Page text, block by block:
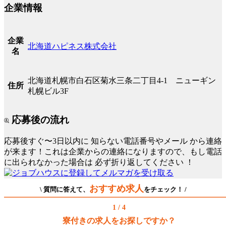
企業情報
企業
名
北海道ハピネス株式会社
住所
北海道札幌市白石区菊水三条二丁目4-1 ニューギン
札幌ビル3F
応募後の流れ
応募後すぐ〜3日以内に 知らない電話番号やメール から連絡
が来ます！これは企業からの連絡になりますので、もし電話
に出られなかった場合は 必ず折り返してください ！
\ 質問に答えて、 おすすめ求人 をチェック！ /
1 / 4
寮付きの求人をお探しですか？